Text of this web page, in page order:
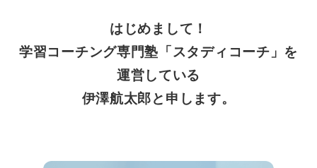
はじめまして！
学習コーチング専門塾「スタディコーチ」を
運営している
伊澤航太郎と申します。